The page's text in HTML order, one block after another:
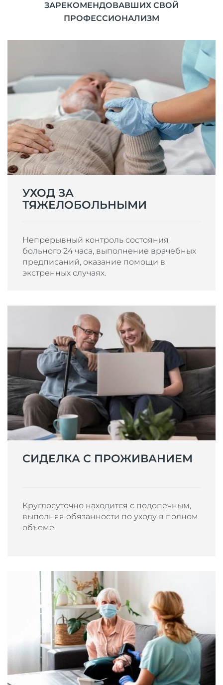
ЗАРЕКОМЕНДОВАВШИХ СВОЙ
ПРОФЕССИОНАЛИЗМ
УХОД ЗА
ТЯЖЕЛОБОЛЬНЫМИ
Непрерывный контроль состояния
больного 24 часа, выполнение врачебных
предписаний, оказание помощи в
экстренных случаях.
СИДЕЛКА С ПРОЖИВАНИЕМ
Круглосуточно находится с подопечным,
выполняя обязанности по уходу в полном
объеме.